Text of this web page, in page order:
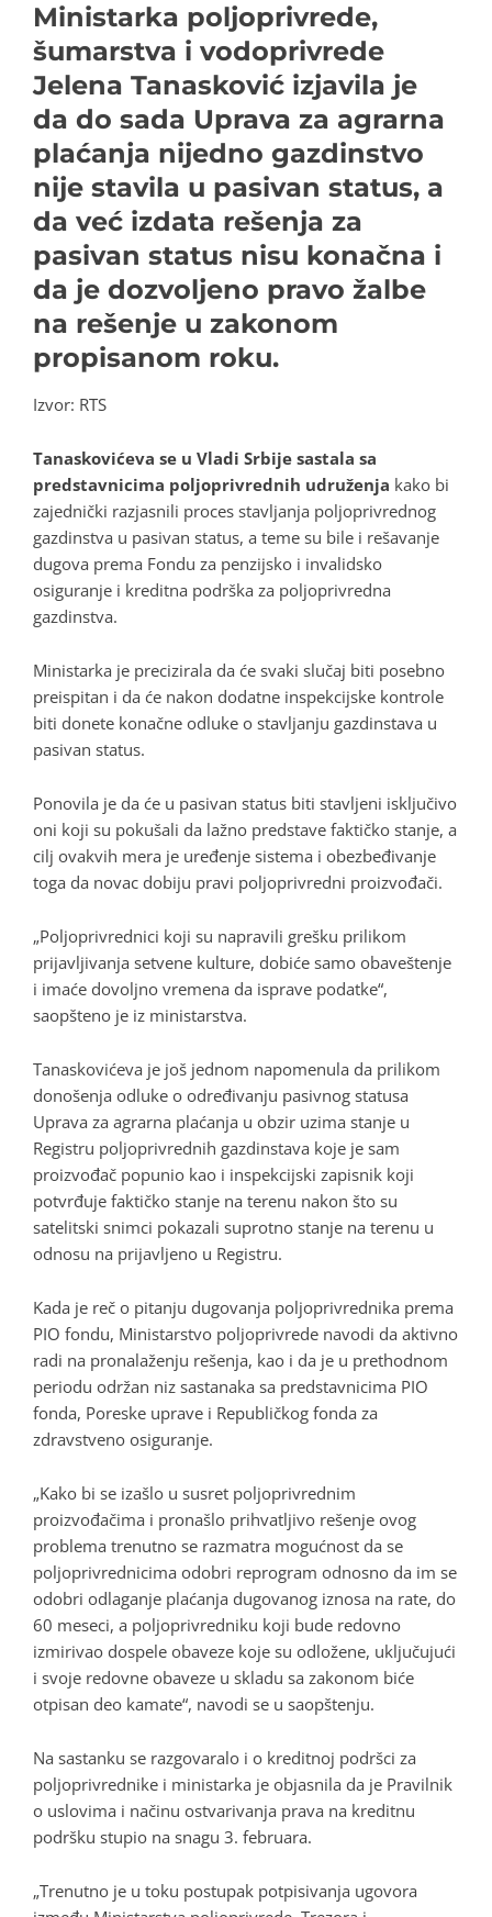
Ministarka poljoprivrede,
šumarstva i vodoprivrede
Jelena Tanasković izjavila je
da do sada Uprava za agrarna
plaćanja nijedno gazdinstvo
nije stavila u pasivan status, a
da već izdata rešenja za
pasivan status nisu konačna i
da je dozvoljeno pravo žalbe
na rešenje u zakonom
propisanom roku.
Izvor: RTS
Tanaskovićeva se u Vladi Srbije sastala sa
predstavnicima poljoprivrednih udruženja kako bi
zajednički razjasnili proces stavljanja poljoprivrednog
gazdinstva u pasivan status, a teme su bile i rešavanje
dugova prema Fondu za penzijsko i invalidsko
osiguranje i kreditna podrška za poljoprivredna
gazdinstva.
Ministarka je precizirala da će svaki slučaj biti posebno
preispitan i da će nakon dodatne inspekcijske kontrole
biti donete konačne odluke o stavljanju gazdinstava u
pasivan status.
Ponovila je da će u pasivan status biti stavljeni isključivo
oni koji su pokušali da lažno predstave faktičko stanje, a
cilj ovakvih mera je uređenje sistema i obezbeđivanje
toga da novac dobiju pravi poljoprivredni proizvođači.
„Poljoprivrednici koji su napravili grešku prilikom
prijavljivanja setvene kulture, dobiće samo obaveštenje
i imaće dovoljno vremena da isprave podatke“,
saopšteno je iz ministarstva.
Tanaskovićeva je još jednom napomenula da prilikom
donošenja odluke o određivanju pasivnog statusa
Uprava za agrarna plaćanja u obzir uzima stanje u
Registru poljoprivrednih gazdinstava koje je sam
proizvođač popunio kao i inspekcijski zapisnik koji
potvrđuje faktičko stanje na terenu nakon što su
satelitski snimci pokazali suprotno stanje na terenu u
odnosu na prijavljeno u Registru.
Kada je reč o pitanju dugovanja poljoprivrednika prema
PIO fondu, Ministarstvo poljoprivrede navodi da aktivno
radi na pronalaženju rešenja, kao i da je u prethodnom
periodu održan niz sastanaka sa predstavnicima PIO
fonda, Poreske uprave i Republičkog fonda za
zdravstveno osiguranje.
„Kako bi se izašlo u susret poljoprivrednim
proizvođačima i pronašlo prihvatljivo rešenje ovog
problema trenutno se razmatra mogućnost da se
poljoprivrednicima odobri reprogram odnosno da im se
odobri odlaganje plaćanja dugovanog iznosa na rate, do
60 meseci, a poljoprivredniku koji bude redovno
izmirivao dospele obaveze koje su odložene, uključujući
i svoje redovne obaveze u skladu sa zakonom biće
otpisan deo kamate“, navodi se u saopštenju.
Na sastanku se razgovaralo i o kreditnoj podršci za
poljoprivrednike i ministarka je objasnila da je Pravilnik
o uslovima i načinu ostvarivanja prava na kreditnu
podršku stupio na snagu 3. februara.
„Trenutno je u toku postupak potpisivanja ugovora